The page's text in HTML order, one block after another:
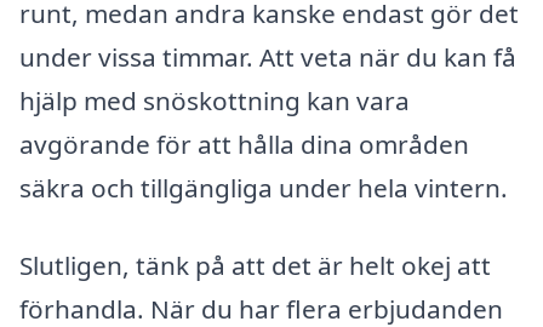
runt, medan andra kanske endast gör det
under vissa timmar. Att veta när du kan få
hjälp med snöskottning kan vara
avgörande för att hålla dina områden
säkra och tillgängliga under hela vintern.
Slutligen, tänk på att det är helt okej att
förhandla. När du har flera erbjudanden